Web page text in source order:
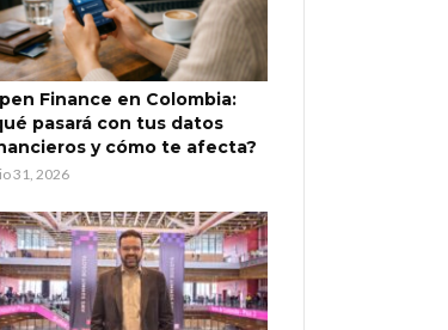
Finance en Colombia:
pasará con tus datos
y cómo te afecta?
31, 2026